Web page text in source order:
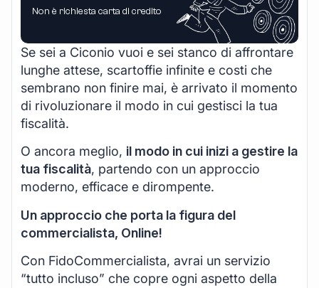
Non è richiesta carta di credito
Se sei a Ciconio vuoi e sei stanco di affrontare
lunghe attese, scartoffie infinite e costi che
sembrano non finire mai, è arrivato il momento
di rivoluzionare il modo in cui gestisci la tua
fiscalità.
O ancora meglio, il modo in cui inizi a gestire la
tua fiscalità, partendo con un approccio
moderno, efficace e dirompente.
Un approccio che porta la figura del
commercialista, Online!
Con FidoCommercialista, avrai un servizio
“tutto incluso” che copre ogni aspetto della